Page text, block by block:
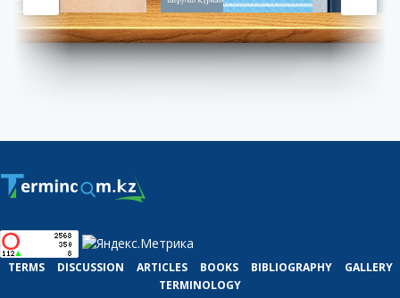
TERMS DISCUSSION ARTICLES BOOKS BIBLIOGRAPHY
GALLERY
TERMINOLOGY